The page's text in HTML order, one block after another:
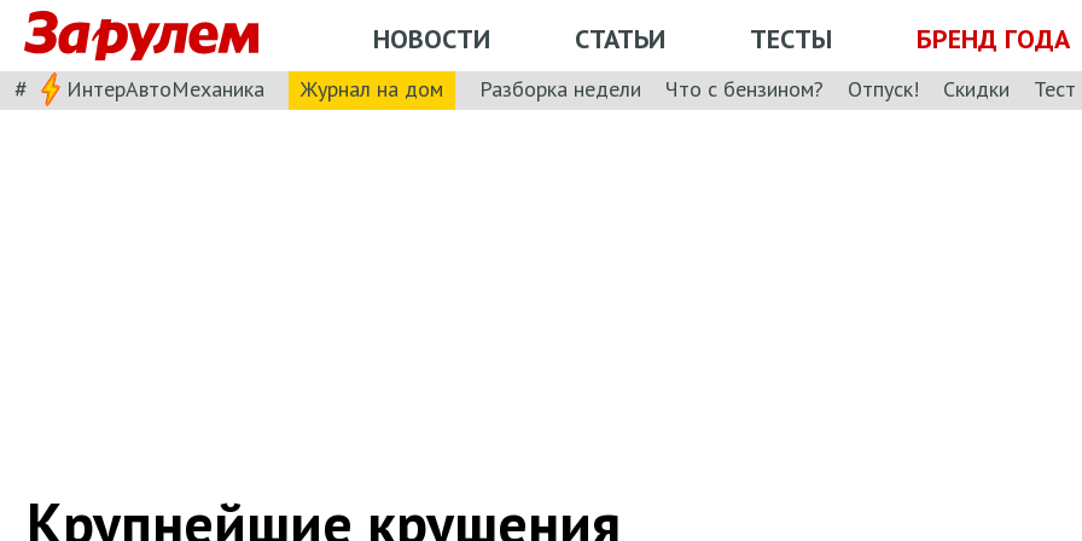
НОВОСТИ СТАТЬИ ТЕСТЫ БРЕНД ГОДА
# ИнтерАвтоМеханика Журнал на дом Разборка недели Что с бензином? Отпуск! Скидки
Крупнейшие крушения